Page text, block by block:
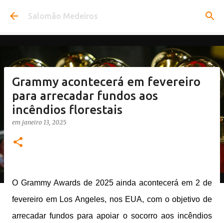
Pular para o conteúdo principal
Salomão Medeiros
Grammy acontecerá em fevereiro
para arrecadar fundos aos
incêndios florestais
em janeiro 13, 2025
O Grammy Awards de 2025 ainda acontecerá em 2 de
fevereiro em Los Angeles, nos EUA, com o objetivo de
arrecadar fundos para apoiar o socorro aos incêndios